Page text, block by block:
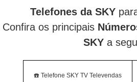
Telefones da SKY
Confira os principais
SKYa
☎️ Telefone SKY TV Televendas